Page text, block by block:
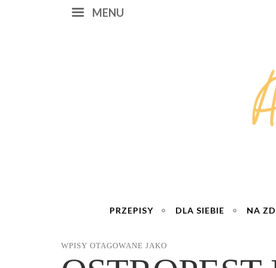
MENU
PRZEPISY DLA SIEBIE NA
WPISY OTAGOWANE JAKO